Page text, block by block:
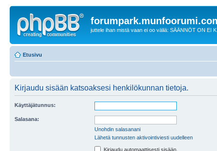
juttele ihan mistä vaan ei oo väliä: SÄÄNNÖT ON EI
Etusivu
Kirjaudu sisään katsoaksesi henkilökunnan tietoja.
Käyttäjätunnus:
Salasana:
Unohdin salasanani
Lähetä tunnusten aktivointiviesti uudelleen
Kirjaudu automaattisesti sisään.